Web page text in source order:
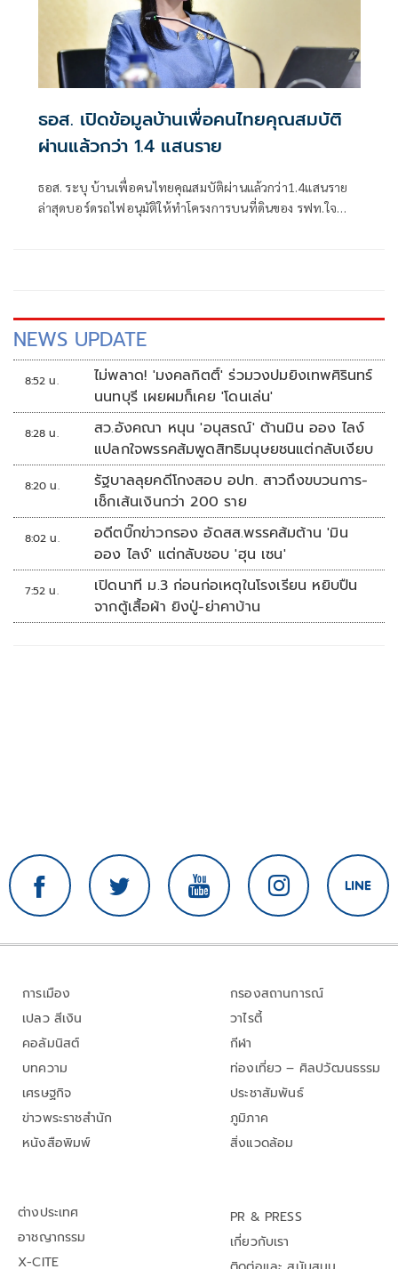
ธอส. เปิดข้อมูลบ้านเพื่อคนไทยคุณสมบัติ
ผ่านแล้วกว่า 1.4 แสนราย
ธอส. ระบุ บ้านเพื่อคนไทยคุณสมบัติผ่านแล้วกว่า1.4แสนราย
ล่าสุดบอร์ดรถไฟอนุมัติให้ทำโครงการบนที่ดินของ รฟท.ใจ
NEWS UPDATE
8:52 น.
ไม่พลาด! 'มงคลกิตติ์' ร่วมวงปมยิงเทพศิรินทร์
นนทบุรี เผยผมก็เคย 'โดนเล่น'
8:28 น.
สว.อังคณา หนุน 'อนุสรณ์' ต้านมิน ออง ไลง์
แปลกใจพรรคส้มพูดสิทธิมนุษยชนแต่กลับเงียบ
8:20 น.
รัฐบาลลุยคดีโกงสอบ อปท. สาวถึงขบวนการ-
เช็กเส้นเงินกว่า 200 ราย
8:02 น.
อดีตบิ๊กข่าวกรอง อัดสส.พรรคส้มต้าน 'มิน
ออง ไลง์' แต่กลับชอบ 'ฮุน เซน'
7:52 น.
เปิดนาที ม.3 ก่อนก่อเหตุในโรงเรียน หยิบปืน
จากตู้เสื้อผ้า ยิงปู่-ย่าคาบ้าน
การเมือง
เปลว สีเงิน
คอลัมนิสต์
บทความ
เศรษฐกิจ
ข่าวพระราชสำนัก
หนังสือพิมพ์
กรองสถานการณ์
วาไรตี้
กีฬา
ท่องเที่ยว – ศิลปวัฒนธรรม
ประชาสัมพันธ์
ภูมิภาค
สิ่งแวดล้อม
ต่างประเทศ
อาชญากรรม
X-CITE
PR & PRESS
เกี่ยวกับเรา